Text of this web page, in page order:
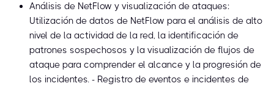
Análisis de NetFlow y visualización de ataques:
Utilización de datos de NetFlow para el análisis de alto
nivel de la actividad de la red, la identificación de
patrones sospechosos y la visualización de flujos de
ataque para comprender el alcance y la progresión de
los incidentes. - Registro de eventos e incidentes de